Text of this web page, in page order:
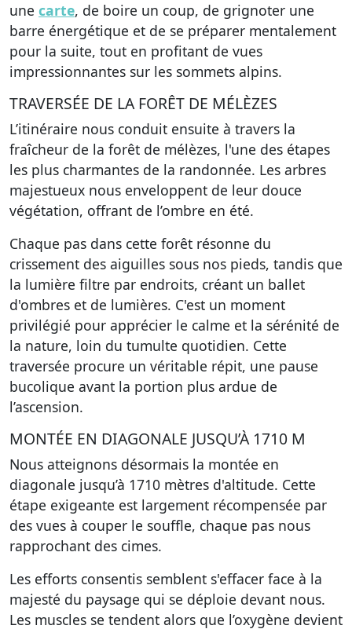
une carte, de boire un coup, de grignoter une
barre énergétique et de se préparer mentalement
pour la suite, tout en profitant de vues
impressionnantes sur les sommets alpins.
TRAVERSÉE DE LA FORÊT DE MÉLÈZES
L’itinéraire nous conduit ensuite à travers la
fraîcheur de la forêt de mélèzes, l'une des étapes
les plus charmantes de la randonnée. Les arbres
majestueux nous enveloppent de leur douce
végétation, offrant de l’ombre en été.
Chaque pas dans cette forêt résonne du
crissement des aiguilles sous nos pieds, tandis que
la lumière filtre par endroits, créant un ballet
d'ombres et de lumières. C'est un moment
privilégié pour apprécier le calme et la sérénité de
la nature, loin du tumulte quotidien. Cette
traversée procure un véritable répit, une pause
bucolique avant la portion plus ardue de
l’ascension.
MONTÉE EN DIAGONALE JUSQU’À 1710 M
Nous atteignons désormais la montée en
diagonale jusqu’à 1710 mètres d'altitude. Cette
étape exigeante est largement récompensée par
des vues à couper le souffle, chaque pas nous
rapprochant des cimes.
Les efforts consentis semblent s'effacer face à la
majesté du paysage qui se déploie devant nous.
Les muscles se tendent alors que l’oxygène devient